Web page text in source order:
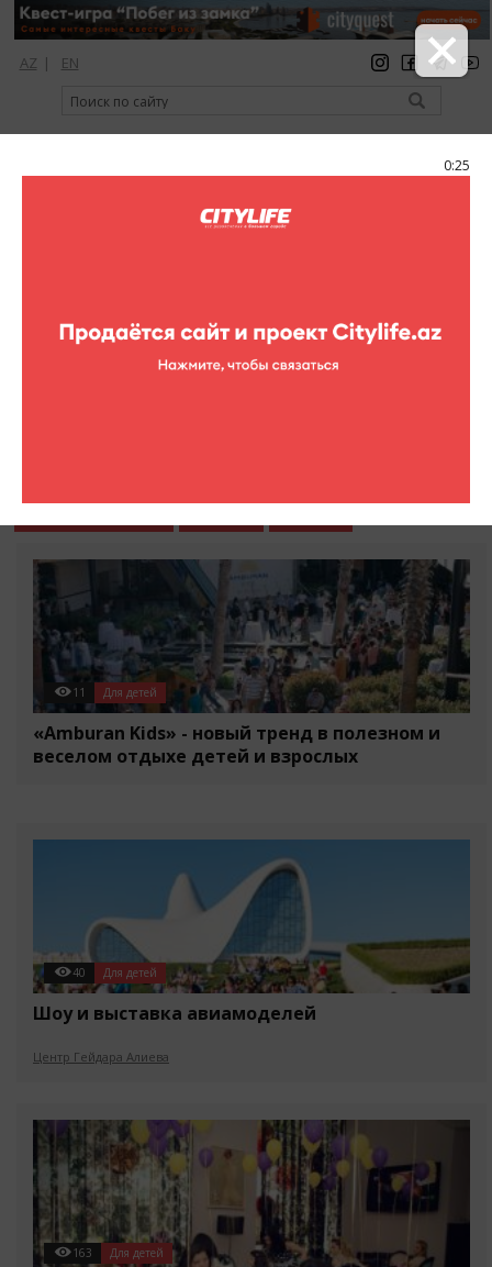
0:25
AZ | EN
регистрация вход Citylife Magazine
Фоторепортажи
Все фоторепортажи Театр Концерты
11 Для детей
«Amburan Kids» - новый тренд в полезном и
веселом отдыхе детей и взрослых
40 Для детей
Шоу и выставка авиамоделей
Центр Гейдара Алиева
163 Для детей